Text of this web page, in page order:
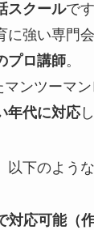
スクールです
に強い専門
プロ講師。
ンツーマン
年代に対応
以下のよう
対応可能（